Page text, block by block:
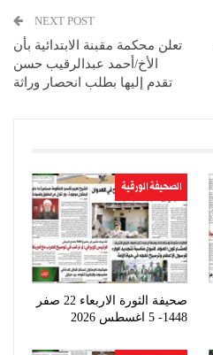
NEXT POST
تعلن محكمة مقبنة الابتدائية بأن
الأخ/أحمد عبدالرقيب حسن
تقدم إليها بطلب انحصار وراثة
الصحيفة الورقية
صحيفة الثورة الاربعاء 22 صفر
1448- 5 اغسطس 2026